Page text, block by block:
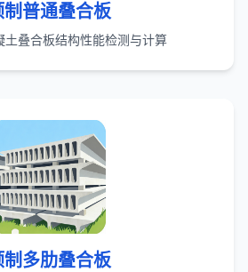
制普通叠合板
土叠合板结构性能检测与计算
制多肋叠合板